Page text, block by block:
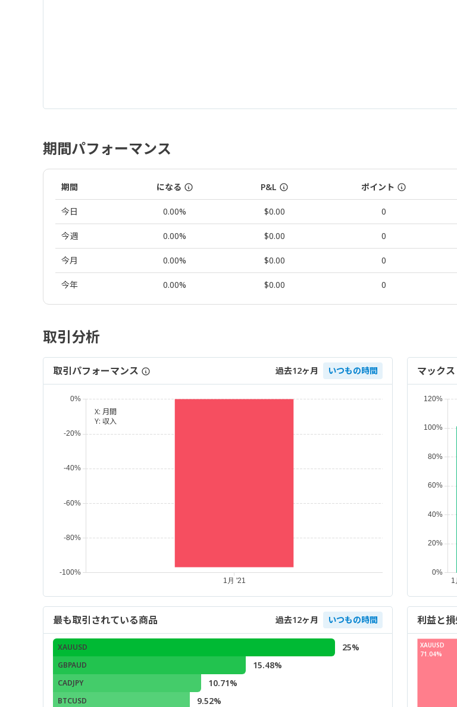
期間パフォーマンス
期間 になる P&L ポイント
今日 0.00% $0.00 0
今週 0.00% $0.00 0
今月 0.00% $0.00 0
今年 0.00% $0.00 0
取引分析
取引パフォーマンス 過去12ヶ月 いつもの時間
X: 月間
Y: 収入
マック
最も取引されている商品 過去12ヶ月 いつもの時間
XAUUSD 25%
GBPAUD 15.48%
CADJPY 10.71%
BTCUSD 9.52%
利益と
XAUUSD
71.04%